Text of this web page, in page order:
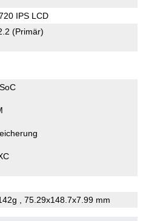
IPS LCD
(Primär)
, 75.29x148.7x7.99 mm